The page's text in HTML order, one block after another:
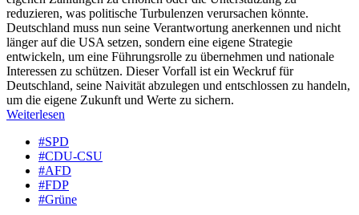
reduzieren, was politische Turbulenzen verursachen könnte.
Deutschland muss nun seine Verantwortung anerkennen und nicht
länger auf die USA setzen, sondern eine eigene Strategie
entwickeln, um eine Führungsrolle zu übernehmen und nationale
Interessen zu schützen. Dieser Vorfall ist ein Weckruf für
Deutschland, seine Naivität abzulegen und entschlossen zu handeln,
um die eigene Zukunft und Werte zu sichern.
Weiterlesen
#SPD
#CDU-CSU
#AFD
#FDP
#Grüne